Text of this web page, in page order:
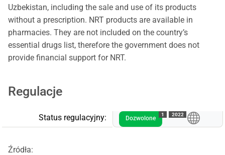
Uzbekistan, including the sale and use of its products
without a prescription. NRT products are available in
pharmacies. They are not included on the country’s
essential drugs list, therefore the government does not
provide financial support for NRT.
Regulacje
Status regulacyjny: Dozwolone
1 2022
Źródła: